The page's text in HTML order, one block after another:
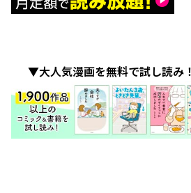
▼大人気漫画を無料で試し読み